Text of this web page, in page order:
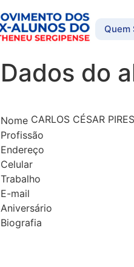
Quem
Dados do
Nome CARLOS CÉSAR
Profissão
Endereço
Celular
Trabalho
E-mail
Aniversário
Biografia